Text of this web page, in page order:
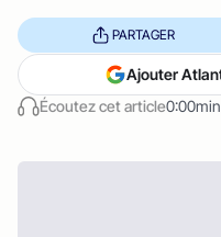
Écoutez cet article0:00min
PARTAGER
Ajouter